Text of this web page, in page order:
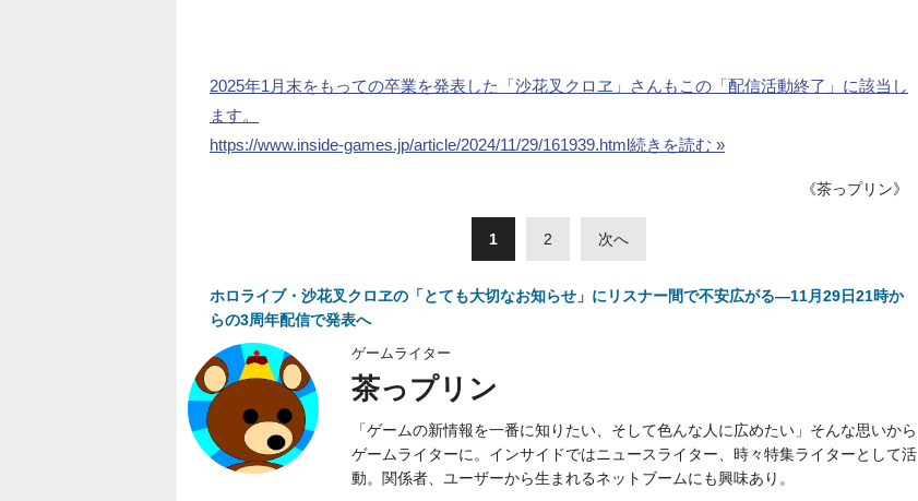
2025年1月末をもっての卒業を発表した「沙花叉クロヱ」さんもこの「配信活動終了」に該当し
ます。
https://www.inside-games.jp/article/2024/11/29/161939.html続きを読む »
《茶っプリン》
1 2 次へ
ホロライブ・沙花叉クロヱの「とても大切なお知らせ」にリスナー間で不安広がる―11月29日21時か
らの3周年配信で発表へ
ゲームライター
茶っプリン
「ゲームの新情報を一番に知りたい、そして色んな人に広めたい」そんな思いから
ゲームライターに。インサイドではニュースライター、時々特集ライターとして活
動。関係者、ユーザーから生まれるネットブームにも興味あり。